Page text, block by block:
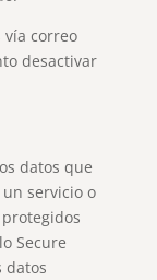
correo
desactivar
datos que
servicio o
Secure
datos